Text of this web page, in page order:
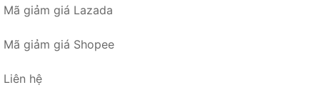
Mã giảm giá Lazada
Mã giảm giá Shopee
Liên hệ